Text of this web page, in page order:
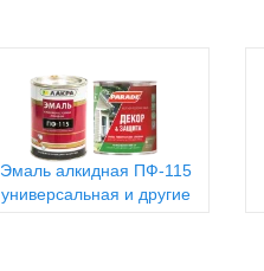
Эмаль алкидная ПФ-115
универсальная и другие